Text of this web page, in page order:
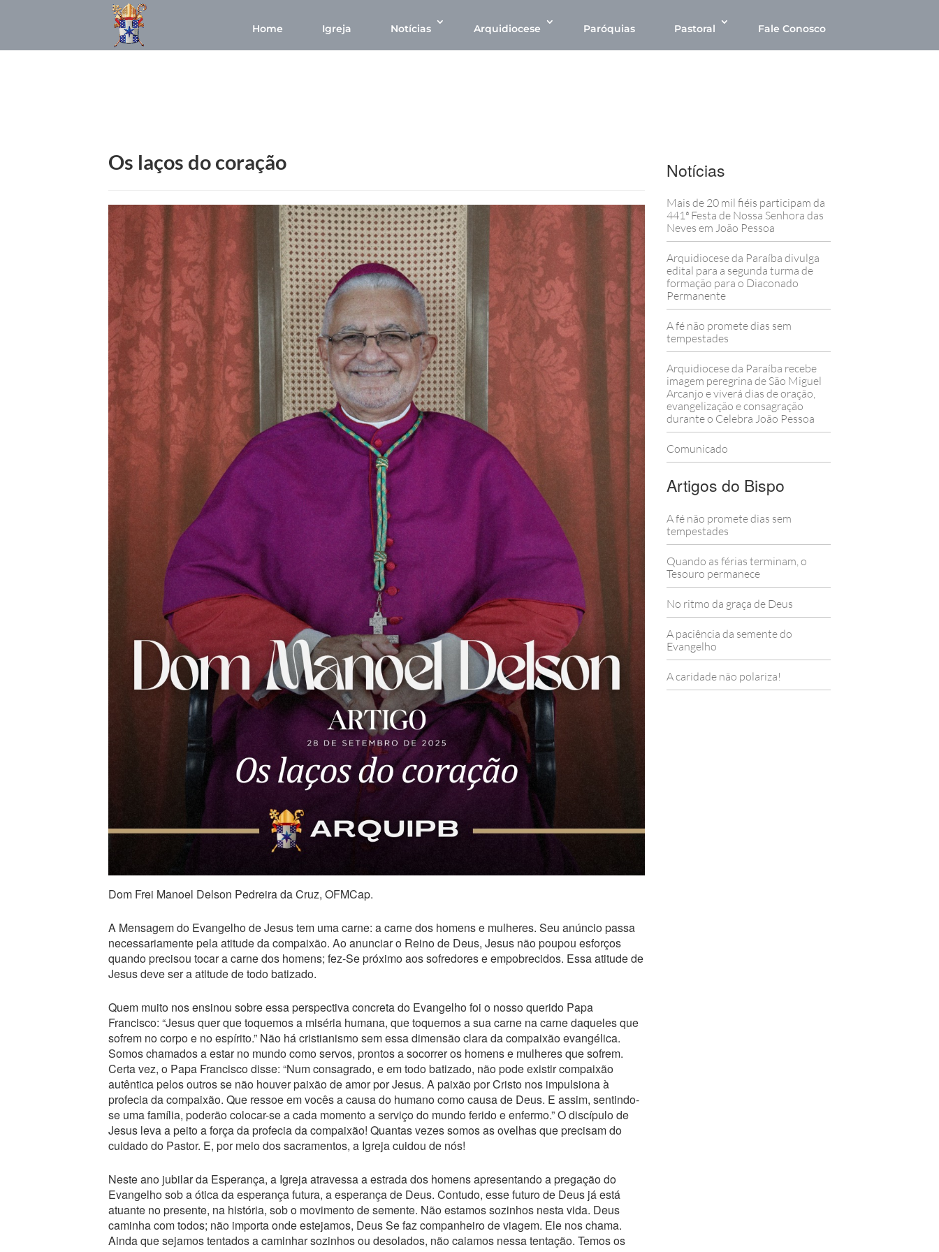
Home Igreja Notícias Arquidiocese Paróquias Pastoral Fale Conosco
Os laços do coração
Dom Frei Manoel Delson Pedreira da Cruz, OFMCap.
A Mensagem do Evangelho de Jesus tem uma carne: a carne dos homens e mulheres. Seu anúncio passa
necessariamente pela atitude da compaixão. Ao anunciar o Reino de Deus, Jesus não poupou esforços
quando precisou tocar a carne dos homens; fez-Se próximo aos sofredores e empobrecidos. Essa atitude de
Jesus deve ser a atitude de todo batizado.
Quem muito nos ensinou sobre essa perspectiva concreta do Evangelho foi o nosso querido Papa
Francisco: “Jesus quer que toquemos a miséria humana, que toquemos a sua carne na carne daqueles que
sofrem no corpo e no espírito.” Não há cristianismo sem essa dimensão clara da compaixão evangélica.
Somos chamados a estar no mundo como servos, prontos a socorrer os homens e mulheres que sofrem.
Certa vez, o Papa Francisco disse: “Num consagrado, e em todo batizado, não pode existir compaixão
autêntica pelos outros se não houver paixão de amor por Jesus. A paixão por Cristo nos impulsiona à
profecia da compaixão. Que ressoe em vocês a causa do humano como causa de Deus. E assim, sentindo-
se uma família, poderão colocar-se a cada momento a serviço do mundo ferido e enfermo.” O discípulo de
Jesus leva a peito a força da profecia da compaixão! Quantas vezes somos as ovelhas que precisam do
cuidado do Pastor. E, por meio dos sacramentos, a Igreja cuidou de nós!
Neste ano jubilar da Esperança, a Igreja atravessa a estrada dos homens apresentando a pregação do
Evangelho sob a ótica da esperança futura, a esperança de Deus. Contudo, esse futuro de Deus já está
atuante no presente, na história, sob o movimento de semente. Não estamos sozinhos nesta vida. Deus
caminha com todos; não importa onde estejamos, Deus Se faz companheiro de viagem. Ele nos chama.
Ainda que sejamos tentados a caminhar sozinhos ou desolados, não caiamos nessa tentação. Temos os
Notícias
Mais de 20 mil fiéis participam da
441ª Festa de Nossa Senhora das
Neves em João Pessoa
Arquidiocese da Paraíba divulga
edital para a segunda turma de
formação para o Diaconado
Permanente
A fé não promete dias sem
tempestades
Arquidiocese da Paraíba recebe
imagem peregrina de São Miguel
Arcanjo e viverá dias de oração,
evangelização e consagração
durante o Celebra João Pessoa
Comunicado
Artigos do Bispo
A fé não promete dias sem
tempestades
Quando as férias terminam, o
Tesouro permanece
No ritmo da graça de Deus
A paciência da semente do
Evangelho
A caridade não polariza!